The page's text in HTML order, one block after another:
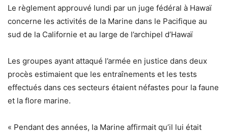
Le règlement approuvé lundi par un juge fédéral à Hawaï
concerne les activités de la Marine dans le Pacifique au
sud de la Californie et au large de l’archipel d’Hawaï
Les groupes ayant attaqué l’armée en justice dans deux
procès estimaient que les entraînements et les tests
effectués dans ces secteurs étaient néfastes pour la faune
et la flore marine.
« Pendant des années, la Marine affirmait qu’il lui était